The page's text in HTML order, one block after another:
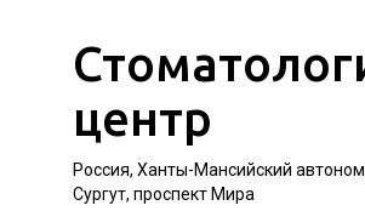
центр
Россия, Ханты-Мансийский
Сургут, проспект Мира